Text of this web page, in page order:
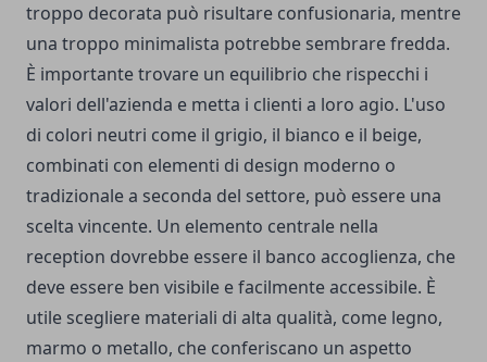
troppo decorata può risultare confusionaria, mentre
una troppo minimalista potrebbe sembrare fredda.
È importante trovare un equilibrio che rispecchi i
valori dell'azienda e metta i clienti a loro agio. L'uso
di colori neutri come il grigio, il bianco e il beige,
combinati con elementi di design moderno o
tradizionale a seconda del settore, può essere una
scelta vincente. Un elemento centrale nella
reception dovrebbe essere il banco accoglienza, che
deve essere ben visibile e facilmente accessibile. È
utile scegliere materiali di alta qualità, come legno,
marmo o metallo, che conferiscano un aspetto